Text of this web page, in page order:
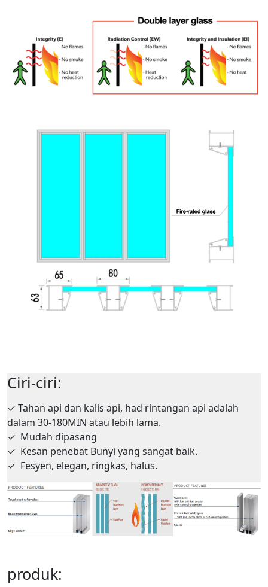
Ciri-ciri:
✓ Tahan api dan kalis api, had rintangan api adalah
dalam 30-180MIN atau lebih lama.
✓ Mudah dipasang
✓ Kesan penebat Bunyi yang sangat baik.
✓ Fesyen, elegan, ringkas, halus.
produk: